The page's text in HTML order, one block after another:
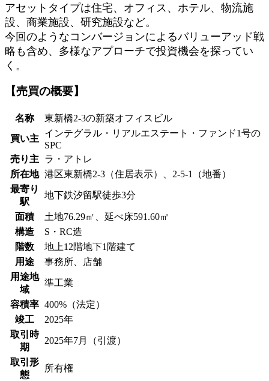
アセットタイプは住宅、オフィス、ホテル、物流施
設、商業施設、研究施設など。
今回のようなコンバージョンによるバリューアッド戦
略も含め、多様なアプローチで投資機会を探ってい
く。
【売買の概要】
名称
東新橋2-3の新築オフィスビル
買い主
インテグラル・リアルエステート・ファンド1号の
SPC
売り主
ラ・アトレ
所在地 港区東新橋2-3（住居表示）、2-5-1（地番）
最寄り
駅
地下鉄汐留駅徒歩3分
面積
土地76.29㎡、延べ床591.60㎡
構造
S・RC造
階数
地上12階地下1階建て
用途
事務所、店舗
用途地
域
準工業
容積率 400%（法定）
竣工
2025年
取引時
期
2025年7月（引渡）
取引形
態
所有権